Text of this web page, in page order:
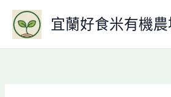
要
宜蘭好食米有機農